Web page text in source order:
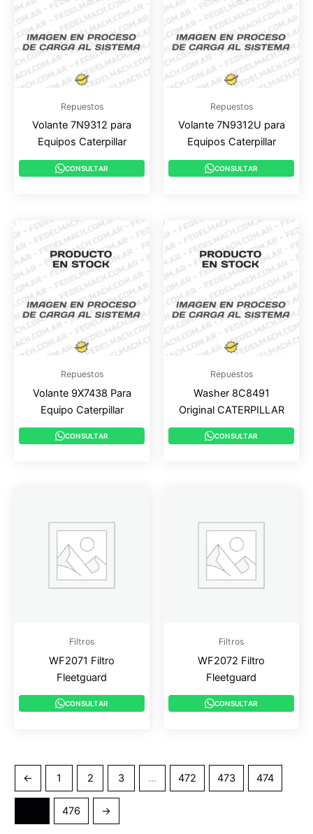
Repuestos
Volante 7N9312 para
Equipos Caterpillar
CONSULTAR
Repuestos
Volante 7N9312U para
Equipos Caterpillar
CONSULTAR
Repuestos
Volante 9X7438 Para
Equipo Caterpillar
CONSULTAR
Repuestos
Washer 8C8491
Original CATERPILLAR
CONSULTAR
Filtros
WF2071 Filtro
Fleetguard
CONSULTAR
Filtros
WF2072 Filtro
Fleetguard
CONSULTAR
← 1 2 3 … 472 473 474
476 →